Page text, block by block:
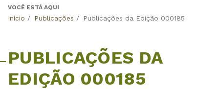
Back
VOCÊ ESTÁ AQUI
Início / Publicações / Publicações da Edição 000185
PUBLICAÇÕES DA
EDIÇÃO 000185